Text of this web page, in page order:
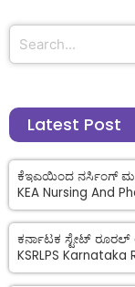
Latest Post
ಕೆಇಎಯಿಂದ ನರ್ಸಿಂಗ್
KEA Nursing And
ಕರ್ನಾಟಕ ಸ್ಟೇಟ್
KSRLPS